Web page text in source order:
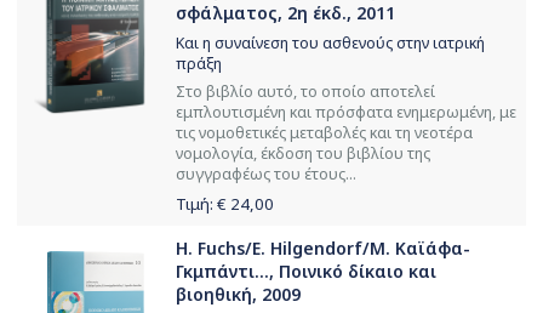
σφάλματος, 2η έκδ., 2011
Και η συναίνεση του ασθενούς στην ιατρική
πράξη
Στο βιβλίο αυτό, το οποίο αποτελεί
εμπλουτισμένη και πρόσφατα ενημερωμένη, με
τις νομοθετικές μεταβολές και τη νεοτέρα
νομολογία, έκδοση του βιβλίου της
συγγραφέως του έτους...
Τιμή: € 24,00
H. Fuchs/E. Hilgendorf/Μ. Καϊάφα-
Γκμπάντι..., Ποινικό δίκαιο και
βιοηθική, 2009